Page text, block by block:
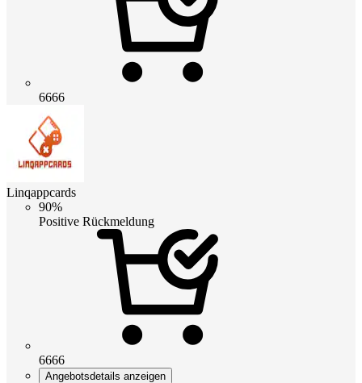
6666
Linqappcards
90%
Positive Rückmeldung
6666
Angebotsdetails anzeigen